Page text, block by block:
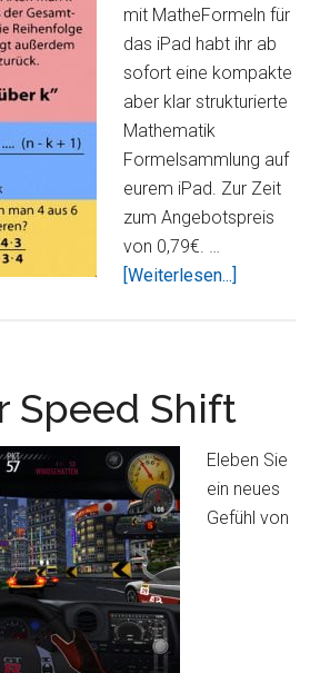
mit MatheFormeln für
das iPad habt ihr ab
sofort eine kompakte
aber klar strukturierte
Mathematik
Formelsammlung auf
eurem iPad. Zur Zeit
zum Angebotspreis
von 0,79€. …
[Weiterlesen...]
Begleiter
und
Speed Shift
Eleben Sie
ein neues
Gefühl von